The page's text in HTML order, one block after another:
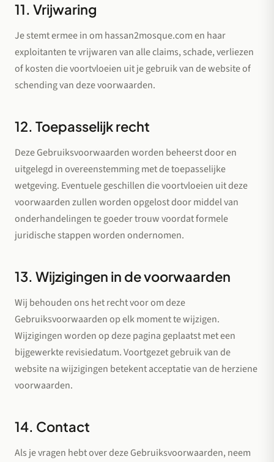
11. Vrijwaring
Je stemt ermee in om hassan2mosque.com en haar
exploitanten te vrijwaren van alle claims, schade, verliezen
of kosten die voortvloeien uit je gebruik van de website of
schending van deze voorwaarden.
12. Toepasselijk recht
Deze Gebruiksvoorwaarden worden beheerst door en
uitgelegd in overeenstemming met de toepasselijke
wetgeving. Eventuele geschillen die voortvloeien uit deze
voorwaarden zullen worden opgelost door middel van
onderhandelingen te goeder trouw voordat formele
juridische stappen worden ondernomen.
13. Wijzigingen in de voorwaarden
Wij behouden ons het recht voor om deze
Gebruiksvoorwaarden op elk moment te wijzigen.
Wijzigingen worden op deze pagina geplaatst met een
bijgewerkte revisiedatum. Voortgezet gebruik van de
website na wijzigingen betekent acceptatie van de herziene
voorwaarden.
14. Contact
Als je vragen hebt over deze Gebruiksvoorwaarden, neem